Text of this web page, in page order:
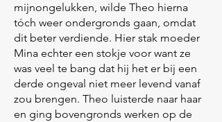
mijnongelukken, wilde Theo hierna
tóch weer ondergronds gaan, omdat
dit beter verdiende. Hier stak moeder
Mina echter een stokje voor want ze
was veel te bang dat hij het er bij een
derde ongeval niet meer levend vanaf
zou brengen. Theo luisterde naar haar
en ging bovengronds werken op de